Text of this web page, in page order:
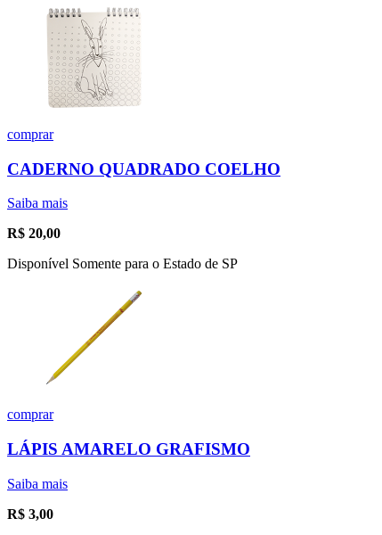
comprar
CADERNO QUADRADO COELHO
Saiba mais
R$ 20,00
Disponível Somente para o Estado de SP
comprar
LÁPIS AMARELO GRAFISMO
Saiba mais
R$ 3,00